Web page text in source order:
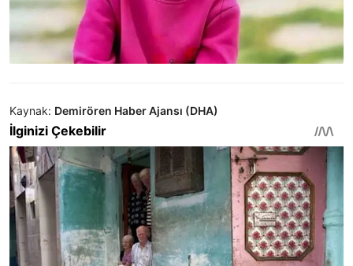
Kaynak: Demirören Haber Ajansı (DHA)